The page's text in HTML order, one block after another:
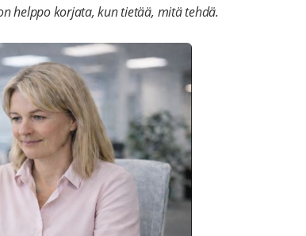
helppo korjata, kun tietää, mitä tehdä.